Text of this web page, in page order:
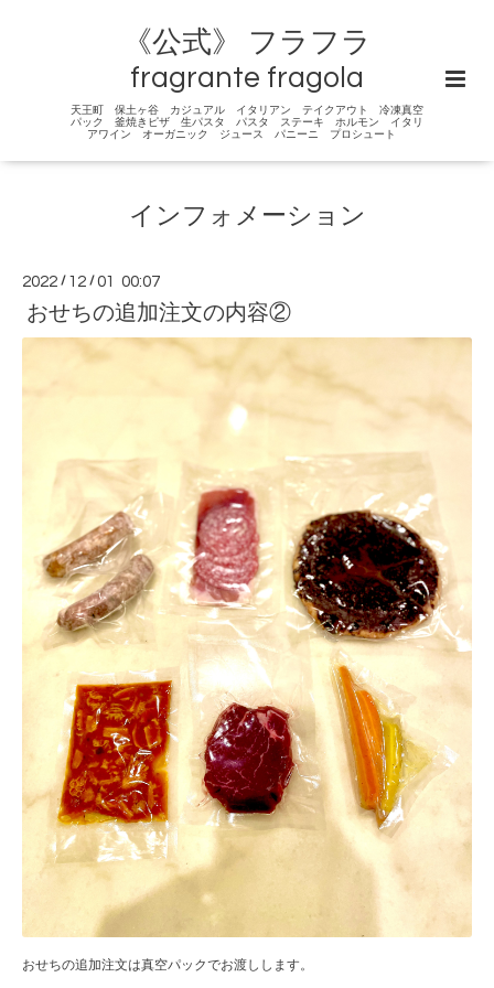
《公式》 フラフラ
fragrante fragola
天王町 保土ヶ谷 カジュアル イタリアン テイクアウト 冷凍真空
パック 釜焼きピザ 生パスタ パスタ ステーキ ホルモン イタリ
アワイン オーガニック ジュース パニーニ プロシュート
インフォメーション
2022 / 12 /01 00:07
おせちの追加注文の内容②
おせちの追加注文は真空パックでお渡しします。